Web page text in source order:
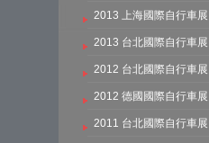
2013 上海國際自行車展
2013 台北國際自行車展
2012 台北國際自行車展
2012 德國國際自行車展
2011 台北國際自行車展